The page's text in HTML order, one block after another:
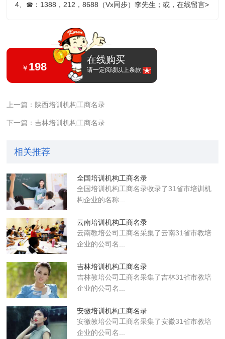
4、 ☎ ：1388，212，8688（Vx同步）李先生；或，在线留言>
￥ 198
在线购买
请一定阅读以上条款
上一篇：陕西培训机构工商名录
下一篇：吉林培训机构工商名录
相关推荐
全国培训机构工商名录
全国培训机构工商名录收录了31省市培训机
构企业的名称...
云南培训机构工商名录
云南教培公司工商名采集了云南31省市教培
企业的公司名...
吉林培训机构工商名录
吉林教培公司工商名采集了吉林31省市教培
企业的公司名...
安徽培训机构工商名录
安徽教培公司工商名采集了安徽31省市教培
企业的公司名...